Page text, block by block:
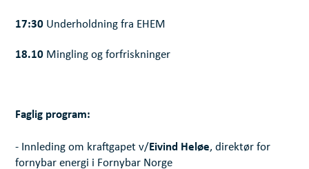
17:30 Underholdning fra EHEM
18.10 Mingling og forfriskninger
Faglig program:
- Innleding om kraftgapet v/Eivind Heløe, direktør for
fornybar energi i Fornybar Norge